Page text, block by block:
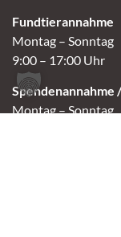
Fundtierannahme
Montag – Sonntag
9:00 – 17:00 Uhr
Montag – Sonntag